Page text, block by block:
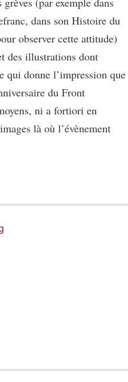
dans son Histoire du
observer cette attitude)
des illustrations dont
qui donne l’impression que
du Front
ni a fortiori en
là où l’évènement